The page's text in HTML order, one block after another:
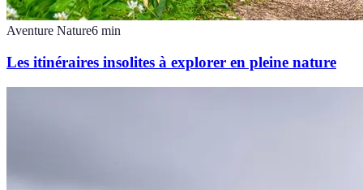
Aventure Nature6 min
Les itinéraires insolites à explorer en pleine nature